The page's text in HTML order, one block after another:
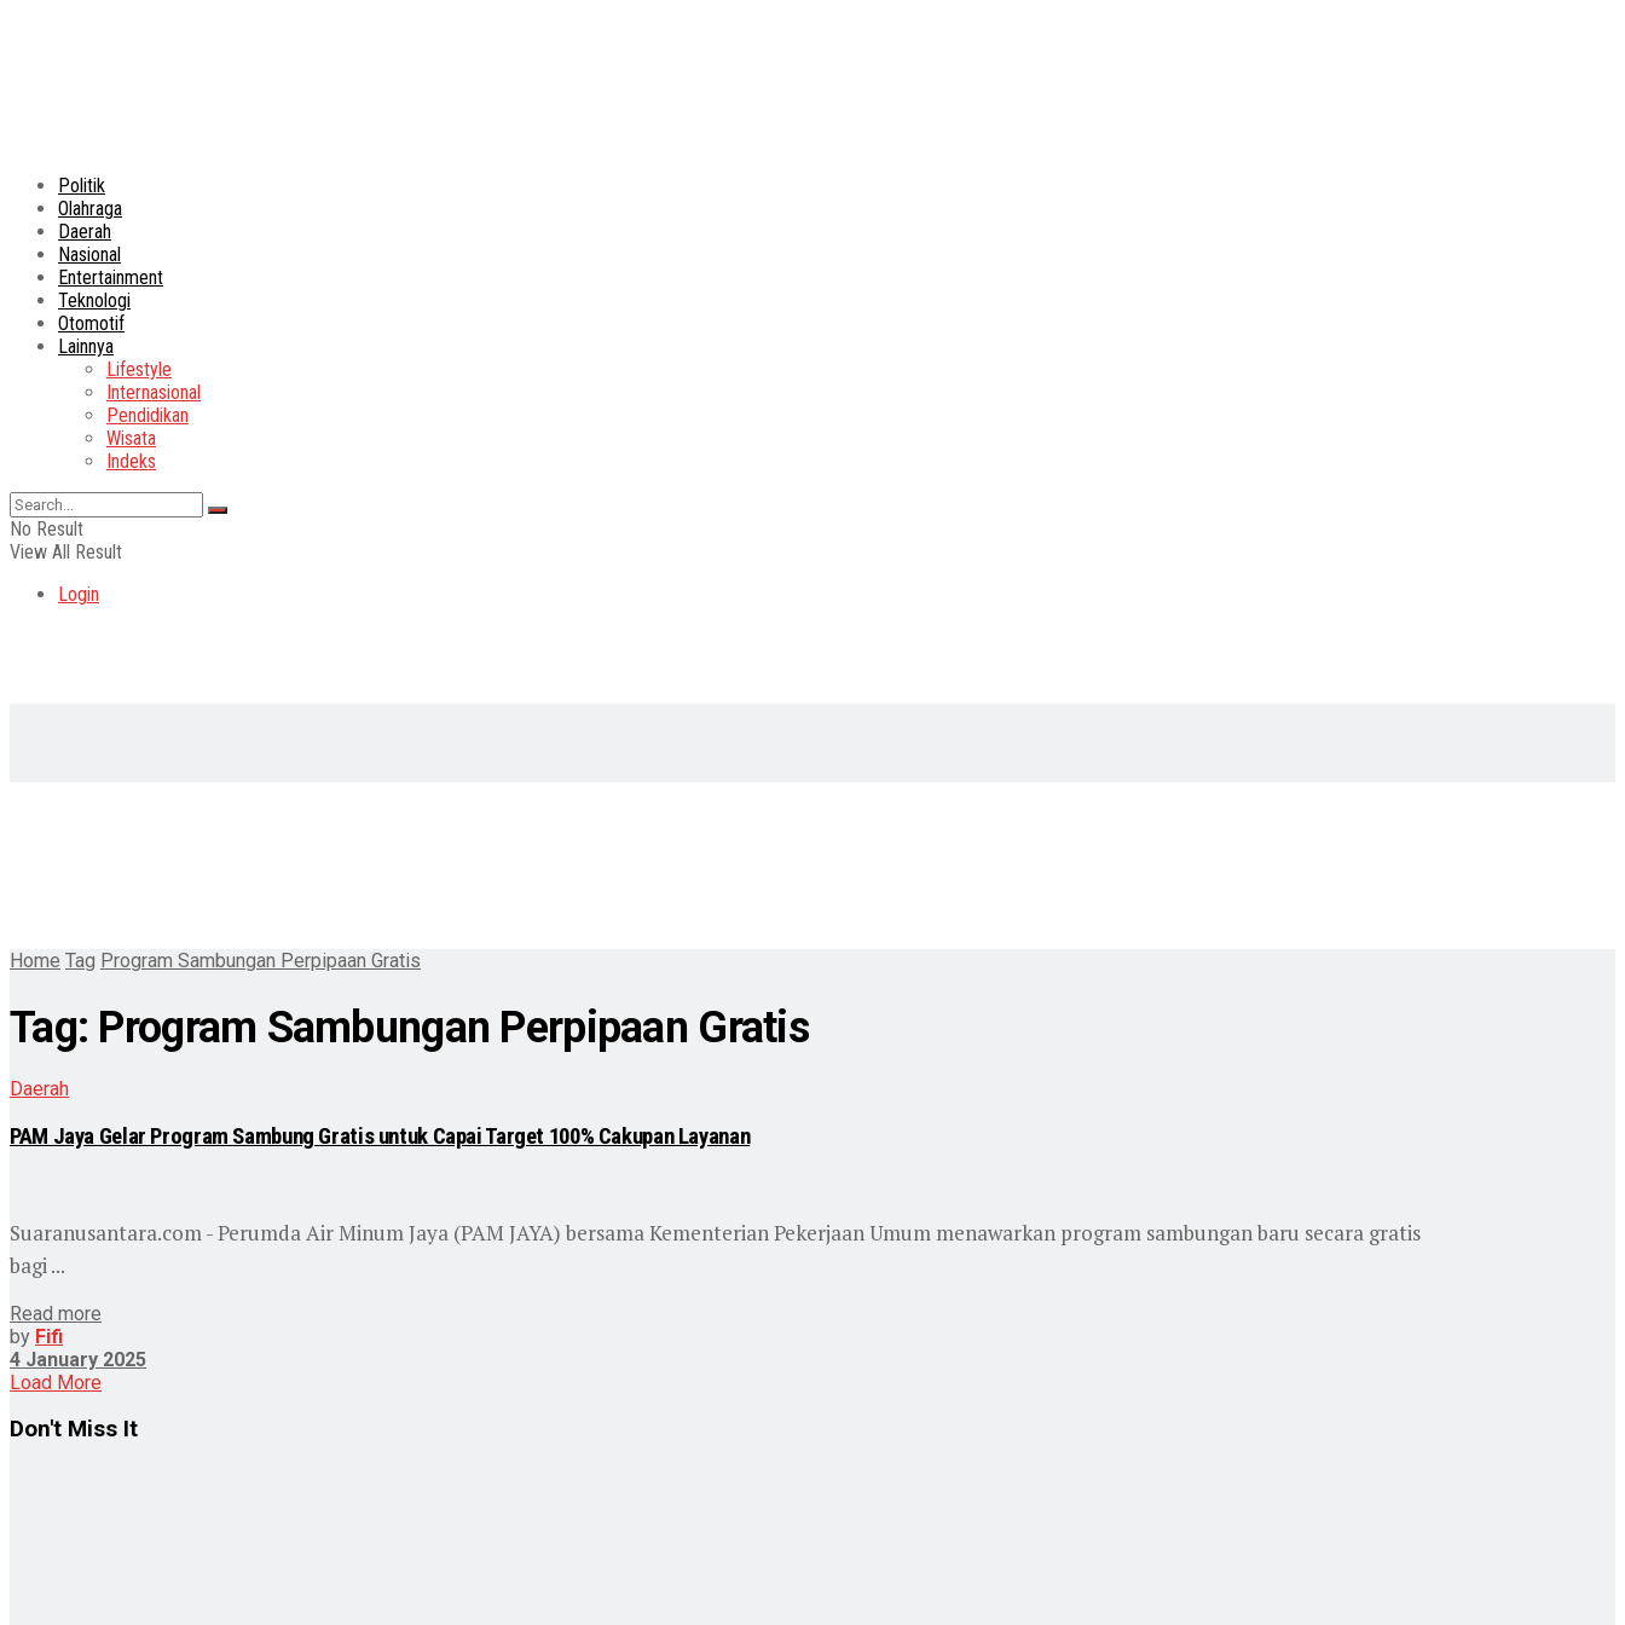
Politik
Olahraga
Daerah
Nasional
Entertainment
Teknologi
Otomotif
Lainnya
Lifestyle
Internasional
Pendidikan
Wisata
Indeks
No Result
View All Result
Login
Home Tag Program Sambungan Perpipaan Gratis
Tag: Program Sambungan Perpipaan Gratis
Daerah
PAM Jaya Gelar Program Sambung Gratis untuk Capai Target 100% Cakupan Layanan
Suaranusantara.com - Perumda Air Minum Jaya (PAM JAYA) bersama Kementerian Pekerjaan Umum menawarkan program sambungan baru secara gratis
bagi ...
Read more
by Fifi
4 January 2025
Load More
Don't Miss It